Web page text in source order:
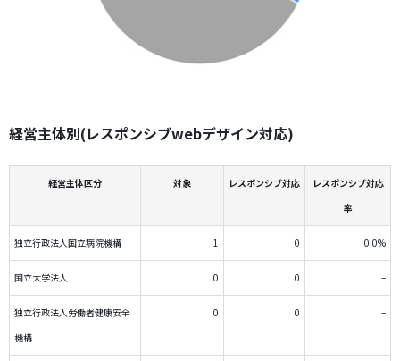
経営主体別(レスポンシブwebデザイン対応)
経営主体区分 対象 レスポンシブ対応
レスポンシブ対応
率
独立行政法人国立病院機構 1 0 0.0%
国立大学法人 0 0 –
独立行政法人労働者健康安全
機構
0 0 –